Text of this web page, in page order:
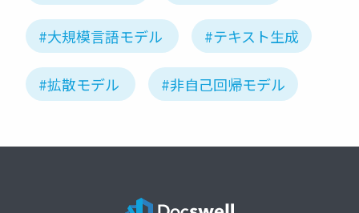
#大規模言語モデル #テキスト生成
#拡散モデル #非自己回帰モデル